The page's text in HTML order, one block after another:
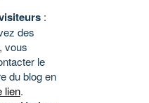
:
des
vous
le
du blog en
lien.